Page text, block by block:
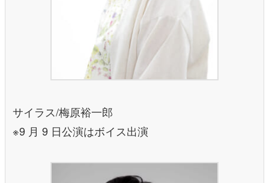
サイラス/梅原裕一郎
※9 月 9 日公演はボイス出演